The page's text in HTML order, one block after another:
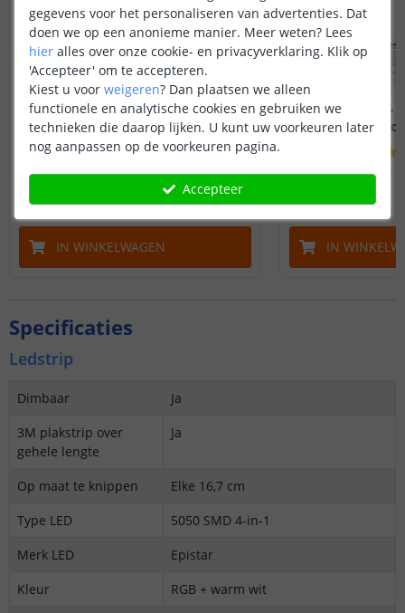
8 meter ledstrip Wit
Zigbee - complete set
(18 reviews)
93,95
IN WINKELWAGEN
8 meter
Zigbee -
IN
Specificaties
Ledstrip
Dimbaar
Ja
3M plakstrip over
gehele lengte
Ja
Op maat te knippen
Elke 16,7 cm
Type LED
5050 SMD 4-in-1
Merk LED
Epistar
Kleur
RGB + warm wit
gegevens voor het personaliseren van advertenties. Dat
doen we op een anonieme manier. Meer weten? Lees
hier alles over onze cookie- en privacyverklaring. Klik op
'Accepteer' om te accepteren.
Kiest u voor weigeren? Dan plaatsen we alleen
functionele en analytische cookies en gebruiken we
technieken die daarop lijken. U kunt uw voorkeuren later
nog aanpassen op de voorkeuren pagina.
Accepteer